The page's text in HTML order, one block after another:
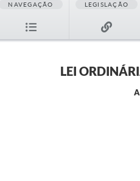
NAVEGAÇÃO LEGISLAÇÃO
LEI